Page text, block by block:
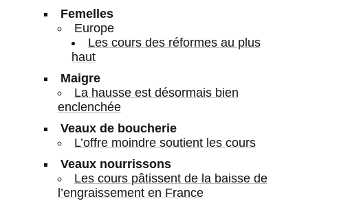
Femelles
Europe
Les cours des réformes au plus
haut
Maigre
La hausse est désormais bien
enclenchée
Veaux de boucherie
L’offre moindre soutient les cours
Veaux nourrissons
Les cours pâtissent de la baisse de
l’engraissement en France